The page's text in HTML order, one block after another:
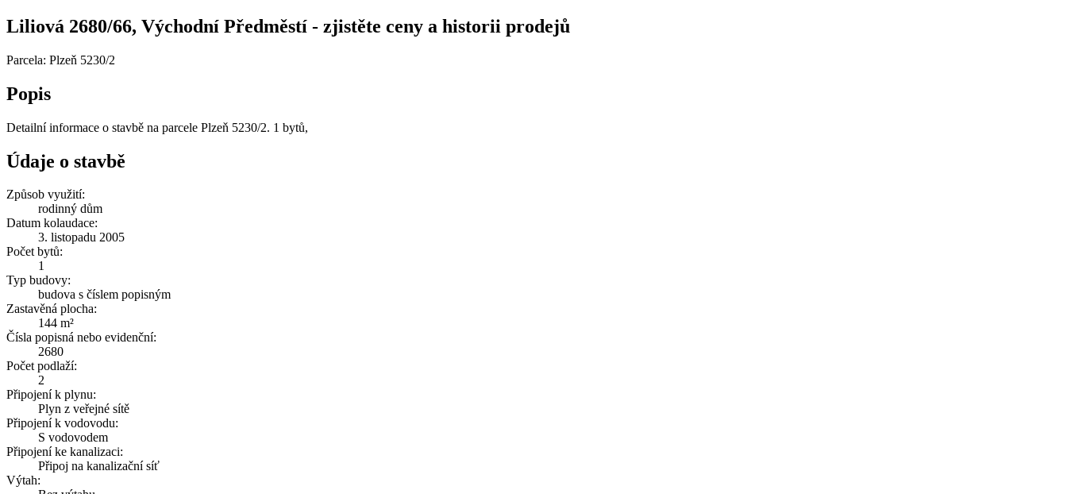
Liliová 2680/66, Východní Předměstí - zjistěte ceny a historii prodejů
Parcela: Plzeň 5230/2
Popis
Detailní informace o stavbě na parcele Plzeň 5230/2. 1 bytů,
Údaje o stavbě
Způsob využití:
rodinný dům
Datum kolaudace:
3. listopadu 2005
Počet bytů:
1
Typ budovy:
budova s číslem popisným
Zastavěná plocha:
144 m²
Čísla popisná nebo evidenční:
2680
Počet podlaží:
2
Připojení k plynu:
Plyn z veřejné sítě
Připojení k vodovodu:
S vodovodem
Připojení ke kanalizaci:
Připoj na kanalizační síť
Výtah: